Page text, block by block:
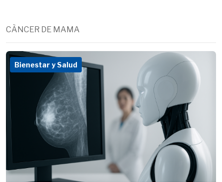
CÀNCER DE MAMA
Bienestar y Salud